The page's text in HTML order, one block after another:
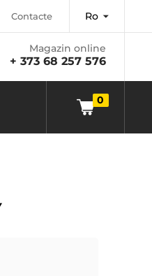
Contacte Ro
Magazin online
+ 373 68 257 576
0